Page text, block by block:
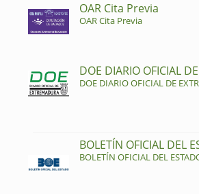
OAR Cita Previa
OAR Cita Previa
DOE DIARIO OFICIAL
DOE DIARIO OFICIAL DE
BOLETÍN OFICIAL DEL
BOLETÍN OFICIAL DEL